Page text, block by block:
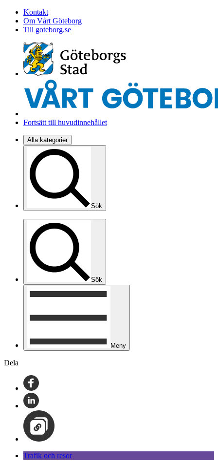
Kontakt
Om Vårt Göteborg
Till goteborg.se
Fortsätt till huvudinnehållet
Alla kategorier
Sök
Sök
Meny
Dela
Trafik och resor